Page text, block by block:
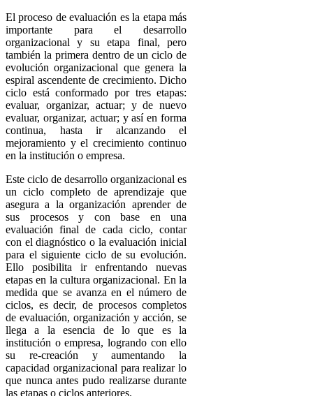
El proceso de evaluación es la etapa más
importante para el desarrollo
organizacional y su etapa final, pero
también la primera dentro de un ciclo de
evolución organizacional que genera la
espiral ascendente de crecimiento. Dicho
ciclo está conformado por tres etapas:
evaluar, organizar, actuar; y de nuevo
evaluar, organizar, actuar; y así en forma
continua, hasta ir alcanzando el
mejoramiento y el crecimiento continuo
en la institución o empresa.
Este ciclo de desarrollo organizacional es
un ciclo completo de aprendizaje que
asegura a la organización aprender de
sus procesos y con base en una
evaluación final de cada ciclo, contar
con el diagnóstico o la evaluación inicial
para el siguiente ciclo de su evolución.
Ello posibilita ir enfrentando nuevas
etapas en la cultura organizacional. En la
medida que se avanza en el número de
ciclos, es decir, de procesos completos
de evaluación, organización y acción, se
llega a la esencia de lo que es la
institución o empresa, logrando con ello
su re-creación y aumentando la
capacidad organizacional para realizar lo
que nunca antes pudo realizarse durante
las etapas o ciclos anteriores.